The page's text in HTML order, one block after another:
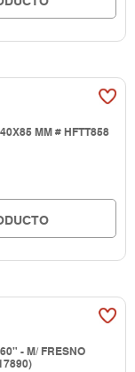
MM # HFTT858
- M/ FRESNO